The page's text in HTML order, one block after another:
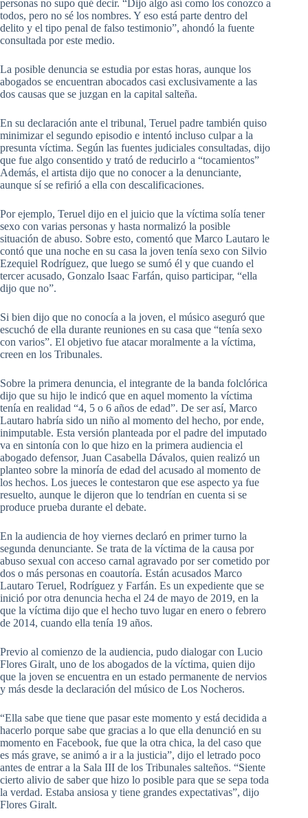
personas no supo qué decir. “Dijo algo así como los conozco a
todos, pero no sé los nombres. Y eso está parte dentro del
delito y el tipo penal de falso testimonio”, ahondó la fuente
consultada por este medio.
La posible denuncia se estudia por estas horas, aunque los
abogados se encuentran abocados casi exclusivamente a las
dos causas que se juzgan en la capital salteña.
En su declaración ante el tribunal, Teruel padre también quiso
minimizar el segundo episodio e intentó incluso culpar a la
presunta víctima. Según las fuentes judiciales consultadas, dijo
que fue algo consentido y trató de reducirlo a “tocamientos”
Además, el artista dijo que no conocer a la denunciante,
aunque sí se refirió a ella con descalificaciones.
Por ejemplo, Teruel dijo en el juicio que la víctima solía tener
sexo con varias personas y hasta normalizó la posible
situación de abuso. Sobre esto, comentó que Marco Lautaro le
contó que una noche en su casa la joven tenía sexo con Silvio
Ezequiel Rodríguez, que luego se sumó él y que cuando el
tercer acusado, Gonzalo Isaac Farfán, quiso participar, “ella
dijo que no”.
Si bien dijo que no conocía a la joven, el músico aseguró que
escuchó de ella durante reuniones en su casa que “tenía sexo
con varios”. El objetivo fue atacar moralmente a la víctima,
creen en los Tribunales.
Sobre la primera denuncia, el integrante de la banda folclórica
dijo que su hijo le indicó que en aquel momento la víctima
tenía en realidad “4, 5 o 6 años de edad”. De ser así, Marco
Lautaro habría sido un niño al momento del hecho, por ende,
inimputable. Esta versión planteada por el padre del imputado
va en sintonía con lo que hizo en la primera audiencia el
abogado defensor, Juan Casabella Dávalos, quien realizó un
planteo sobre la minoría de edad del acusado al momento de
los hechos. Los jueces le contestaron que ese aspecto ya fue
resuelto, aunque le dijeron que lo tendrían en cuenta si se
produce prueba durante el debate.
En la audiencia de hoy viernes declaró en primer turno la
segunda denunciante. Se trata de la víctima de la causa por
abuso sexual con acceso carnal agravado por ser cometido por
dos o más personas en coautoría. Están acusados Marco
Lautaro Teruel, Rodríguez y Farfán. Es un expediente que se
inició por otra denuncia hecha el 24 de mayo de 2019, en la
que la víctima dijo que el hecho tuvo lugar en enero o febrero
de 2014, cuando ella tenía 19 años.
Previo al comienzo de la audiencia, pudo dialogar con Lucio
Flores Giralt, uno de los abogados de la víctima, quien dijo
que la joven se encuentra en un estado permanente de nervios
y más desde la declaración del músico de Los Nocheros.
“Ella sabe que tiene que pasar este momento y está decidida a
hacerlo porque sabe que gracias a lo que ella denunció en su
momento en Facebook, fue que la otra chica, la del caso que
es más grave, se animó a ir a la justicia”, dijo el letrado poco
antes de entrar a la Sala III de los Tribunales salteños. “Siente
cierto alivio de saber que hizo lo posible para que se sepa toda
la verdad. Estaba ansiosa y tiene grandes expectativas”, dijo
Flores Giralt.